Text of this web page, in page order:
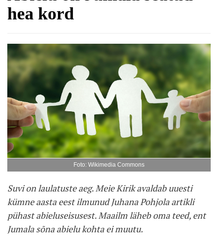
hea kord
Foto: Wikimedia Commons
Suvi on laulatuste aeg. Meie Kirik avaldab uuesti
kümne aasta eest ilmunud Juhana Pohjola artikli
pühast abieluseisusest. Maailm läheb oma teed, ent
Jumala sõna abielu kohta ei muutu.